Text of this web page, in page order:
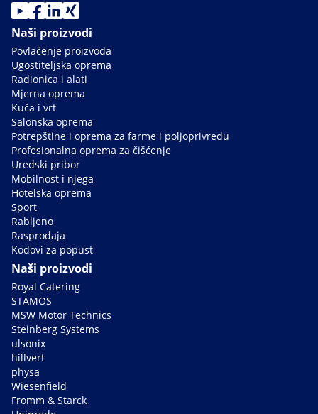
Naši proizvodi
Povlačenje proizvoda
Ugostiteljska oprema
Radionica i alati
Mjerna oprema
Kuća i vrt
Salonska oprema
Potrepštine i oprema za farme i poljoprivredu
Profesionalna oprema za čišćenje
Uredski pribor
Mobilnost i njega
Hotelska oprema
Sport
Rabljeno
Rasprodaja
Kodovi za popust
Naši proizvodi
Royal Catering
STAMOS
MSW Motor Technics
Steinberg Systems
ulsonix
hillvert
physa
Wiesenfield
Fromm & Starck